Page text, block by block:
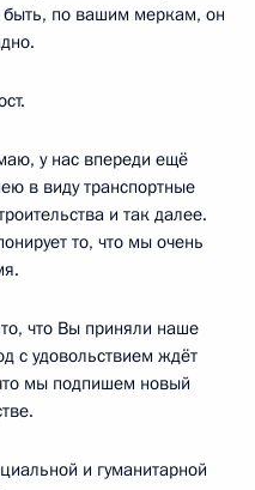
по вашим меркам, он
у нас впереди ещё
в виду транспортные
и так далее.
то, что мы очень
что Вы приняли наше
с удовольствием ждёт
мы подпишем новый
и гуманитарной